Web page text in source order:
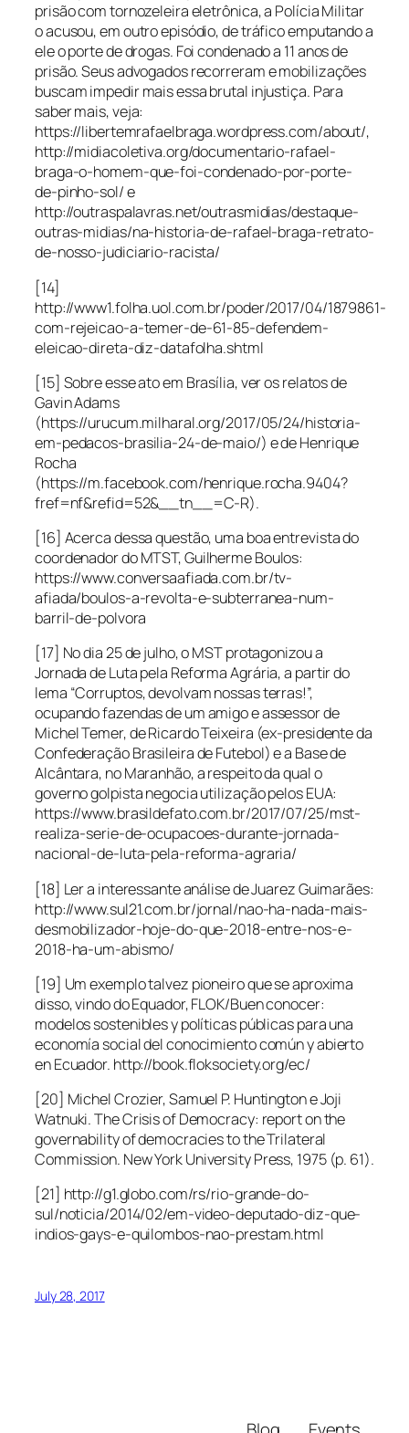
prisão com tornozeleira eletrônica, a Polícia Militar
o acusou, em outro episódio, de tráfico emputando a
ele o porte de drogas. Foi condenado a 11 anos de
prisão. Seus advogados recorreram e mobilizações
buscam impedir mais essa brutal injustiça. Para
saber mais, veja:
https://libertemrafaelbraga.wordpress.com/about/,
http://midiacoletiva.org/documentario-rafael-
braga-o-homem-que-foi-condenado-por-porte-
de-pinho-sol/ e
http://outraspalavras.net/outrasmidias/destaque-
outras-midias/na-historia-de-rafael-braga-retrato-
de-nosso-judiciario-racista/
[14]
http://www1.folha.uol.com.br/poder/2017/04/1879861-
com-rejeicao-a-temer-de-61-85-defendem-
eleicao-direta-diz-datafolha.shtml
[15] Sobre esse ato em Brasília, ver os relatos de
Gavin Adams
(https://urucum.milharal.org/2017/05/24/historia-
em-pedacos-brasilia-24-de-maio/) e de Henrique
Rocha
(https://m.facebook.com/henrique.rocha.9404?
fref=nf&refid=52&__tn__=C-R).
[16] Acerca dessa questão, uma boa entrevista do
coordenador do MTST, Guilherme Boulos:
https://www.conversaafiada.com.br/tv-
afiada/boulos-a-revolta-e-subterranea-num-
barril-de-polvora
[17] No dia 25 de julho, o MST protagonizou a
Jornada de Luta pela Reforma Agrária, a partir do
lema “Corruptos, devolvam nossas terras!”,
ocupando fazendas de um amigo e assessor de
Michel Temer, de Ricardo Teixeira (ex-presidente da
Confederação Brasileira de Futebol) e a Base de
Alcântara, no Maranhão, a respeito da qual o
governo golpista negocia utilização pelos EUA:
https://www.brasildefato.com.br/2017/07/25/mst-
realiza-serie-de-ocupacoes-durante-jornada-
nacional-de-luta-pela-reforma-agraria/
[18] Ler a interessante análise de Juarez Guimarães:
http://www.sul21.com.br/jornal/nao-ha-nada-mais-
desmobilizador-hoje-do-que-2018-entre-nos-e-
2018-ha-um-abismo/
[19] Um exemplo talvez pioneiro que se aproxima
disso, vindo do Equador, FLOK/Buen conocer:
modelos sostenibles y políticas públicas para una
economía social del conocimiento común y abierto
en Ecuador. http://book.floksociety.org/ec/
[20] Michel Crozier, Samuel P. Huntington e Joji
Watnuki. The Crisis of Democracy: report on the
governability of democracies to the Trilateral
Commission. New York University Press, 1975 (p. 61).
[21] http://g1.globo.com/rs/rio-grande-do-
sul/noticia/2014/02/em-video-deputado-diz-que-
indios-gays-e-quilombos-nao-prestam.html
July 28, 2017